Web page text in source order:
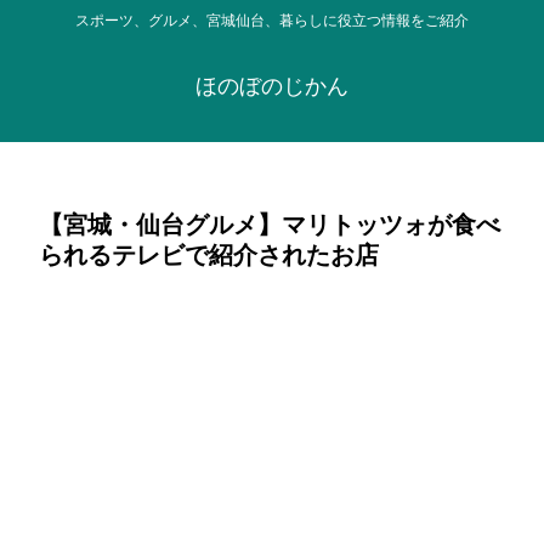
スポーツ、グルメ、宮城仙台、暮らしに役立つ情報をご紹介
ほのぼのじかん
【宮城・仙台グルメ】マリトッツォが食べ
られるテレビで紹介されたお店